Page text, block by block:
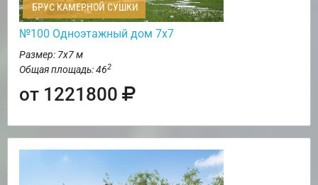
БРУС КАМЕРНОЙ СУШКИ
№100 Одноэтажный дом 7х7
Размер: 7х7 м
Общая площадь: 462
от 1221800